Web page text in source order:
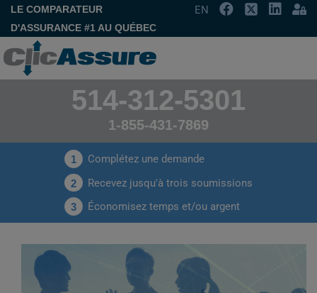
LE COMPARATEUR
D'ASSURANCE #1 AU QUÉBEC
EN
514-312-5301
1-855-431-7869
1 Complétez une demande
2 Recevez jusqu'à trois soumissions
3 Économisez temps et/ou argent